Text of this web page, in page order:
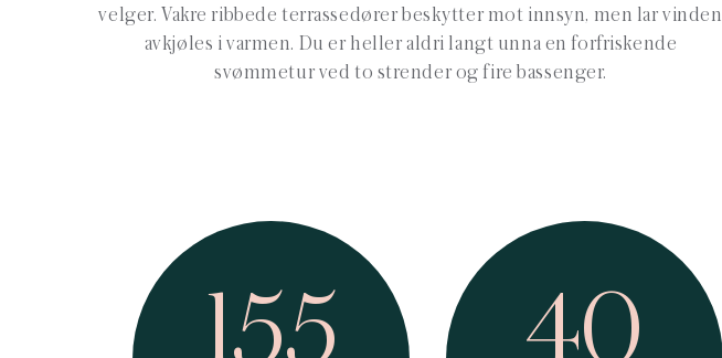
velger. Vakre ribbede terrassedører beskytter mot innsyn, men lar vinden
avkjøles i varmen. Du er heller aldri langt unna en forfriskende
svømmetur ved to strender og fire bassenger.
155 40